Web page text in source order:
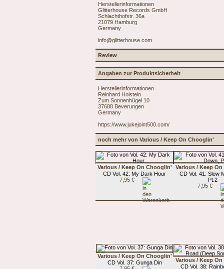
Herstellerinformationen
Glitterhouse Records GmbH
Schlachthofstr. 36a
21079 Hamburg
Germany
info@glitterhouse.com
Review
Angaben zur Produktsicherheit
Herstellerinformationen
Reinhard Holstein
Zum Sonnenhügel 10
37688 Beverungen
Germany
https://www.jukejoint500.com/
noch mehr von Various / Keep On Chooglin'
Various / Keep On Chooglin'
CD Vol. 42: My Dark Hour
7,95 €
Various / Keep
CD Vol. 41: Slow
Pt.2
7,95 €
Various / Keep On Chooglin'
CD Vol. 37: Gunga Din
Various / Keep
CD Vol. 38: